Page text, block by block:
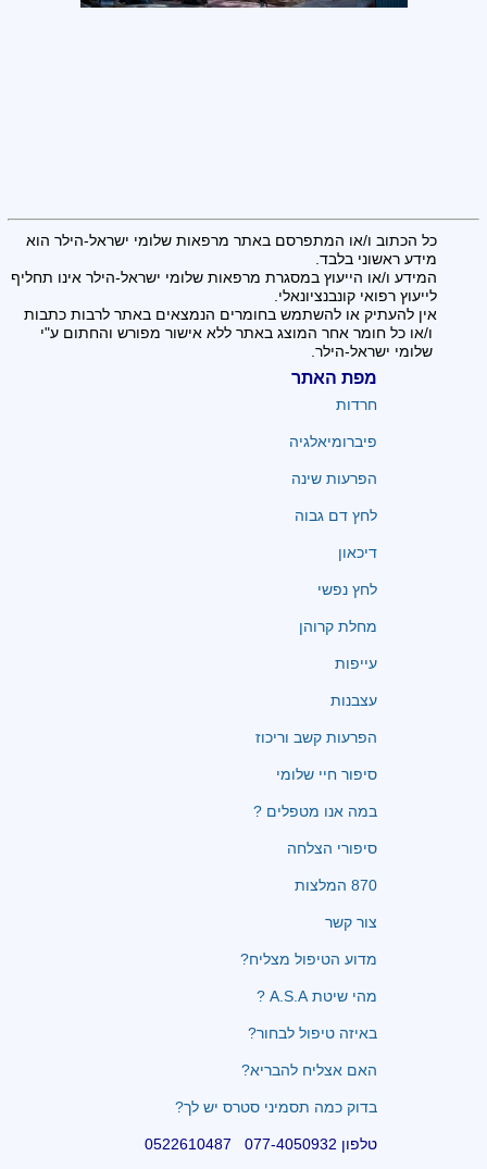
כל הכתוב ו/או המתפרסם באתר מרפאות שלומי ישראל-הילר הוא
מידע ראשוני בלבד.
המידע ו/או הייעוץ במסגרת מרפאות שלומי ישראל-הילר אינו תחליף
לייעוץ רפואי קונבנציונאלי.
אין להעתיק או להשתמש בחומרים הנמצאים באתר לרבות כתבות
ו/או כל חומר אחר המוצג באתר ללא אישור מפורש והחתום ע"י
שלומי ישראל-הילר.
מפת האתר
חרדות
פיברומיאלגיה
הפרעות שינה
לחץ דם גבוה
דיכאון
לחץ נפשי
מחלת קרוהן
עייפות
עצבנות
הפרעות קשב וריכוז
סיפור חיי שלומי
במה אנו מטפלים ?
סיפורי הצלחה
870 המלצות
צור קשר
מדוע הטיפול מצליח?
מהי שיטת A.S.A ?
באיזה טיפול לבחור?
האם אצליח להבריא?
בדוק כמה תסמיני סטרס יש לך?
טלפון 077-4050932 0522610487